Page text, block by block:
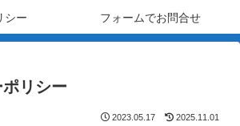
シー フォームでお問合せ
リシー
2023.05.17 2025.11.01